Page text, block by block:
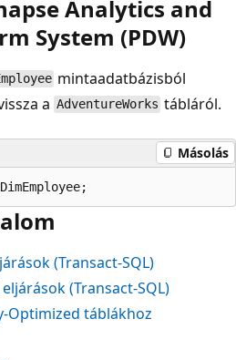
Analytics and
System (PDW)
mintaadatbázisból
a AdventureWorks tábláról.
Másolás
(Transact-SQL)
(Transact-SQL)
Optimized táblákhoz